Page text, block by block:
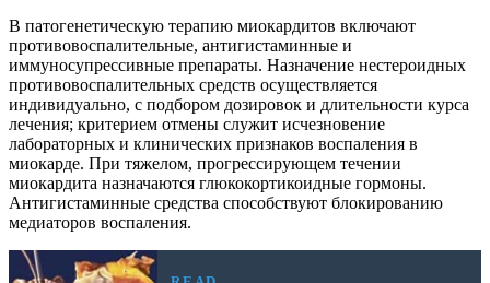
В патогенетическую терапию миокардитов включают
противовоспалительные, антигистаминные и
иммуносупрессивные препараты. Назначение нестероидных
противовоспалительных средств осуществляется
индивидуально, с подбором дозировок и длительности курса
лечения; критерием отмены служит исчезновение
лабораторных и клинических признаков воспаления в
миокарде. При тяжелом, прогрессирующем течении
миокардита назначаются глюкокортикоидные гормоны.
Антигистаминные средства способствуют блокированию
медиаторов воспаления.